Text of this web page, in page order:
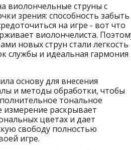
виолончельные струны с
зрения: способность забыть
на игре - вот что
виолончелиста.
новых струн стали легкость
службы и идеальная гармония
основу для внесения
и методы обработки, чтобы
тональное
измерение раскрывает
цветах и дает
свободу полностью
игре.